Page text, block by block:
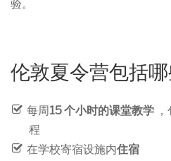
验。
伦敦夏令营包括哪
每周15 个小时的课堂教学
程
在学校寄宿设施内住宿